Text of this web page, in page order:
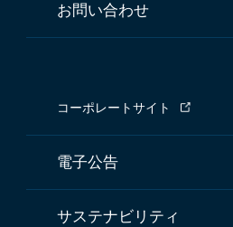
お問い合わせ
コーポレートサイト
電子公告
サステナビリティ